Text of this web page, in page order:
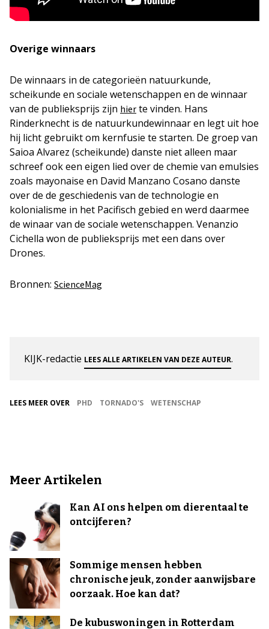
Overige winnaars
De winnaars in de categorieën natuurkunde,
scheikunde en sociale wetenschappen en de winnaar
van de publieksprijs zijn hier te vinden. Hans
Rinderknecht is de natuurkundewinnaar en legt uit hoe
hij licht gebruikt om kernfusie te starten. De groep van
Saioa Alvarez (scheikunde) danste niet alleen maar
schreef ook een eigen lied over de chemie van emulsies
zoals mayonaise en David Manzano Cosano danste
over de de geschiedenis van de technologie en
kolonialisme in het Pacifisch gebied en werd daarmee
de winaar van de sociale wetenschappen. Venanzio
Cichella won de publieksprijs met een dans over
Drones.
Bronnen: ScienceMag
KIJK-redactie LEES ALLE ARTIKELEN VAN DEZE AUTEUR.
LEES MEER OVER PHD TORNADO'S WETENSCHAP
Meer Artikelen
Kan AI ons helpen om dierentaal te
ontcijferen?
Sommige mensen hebben
chronische jeuk, zonder aanwijsbare
oorzaak. Hoe kan dat?
De kubuswoningen in Rotterdam